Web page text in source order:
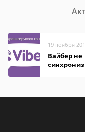
19 ноября
Вайбер не